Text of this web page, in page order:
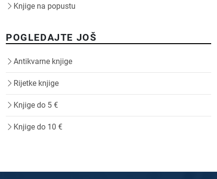
Knjige na popustu
POGLEDAJTE JOŠ
Antikvarne knjige
Rijetke knjige
Knjige do 5 €
Knjige do 10 €